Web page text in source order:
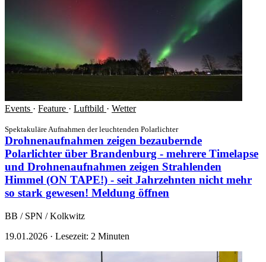
Events · Feature · Luftbild · Wetter
Spektakuläre Aufnahmen der leuchtenden Polarlichter
Drohnenaufnahmen zeigen bezaubernde
Polarlichter über Brandenburg - mehrere Timelapse
und Drohnenaufnahmen zeigen Strahlenden
Himmel (ON TAPE!) - seit Jahrzehnten nicht mehr
so stark gewesen! Meldung öffnen
BB / SPN / Kolkwitz
19.01.2026 · Lesezeit: 2 Minuten